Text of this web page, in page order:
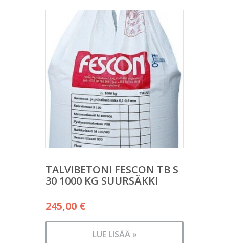
TALVIBETONI FESCON TB S
30 1000 KG SUURSÄKKI
245,00 €
LUE LISÄÄ »